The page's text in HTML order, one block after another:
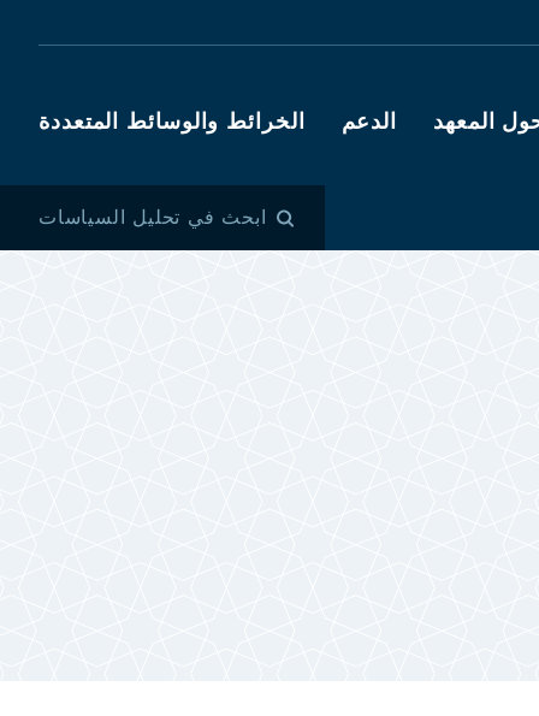
المعهد الدعم الخرائط والوسائط المتعددة
ابحث في تحليل السياسات